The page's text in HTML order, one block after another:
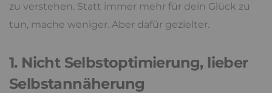
zu verstehen. Statt immer mehr für dein Glück zu
tun, mache weniger. Aber dafür gezielter.
1. Nicht Selbstoptimierung, lieber
Selbstannäherung